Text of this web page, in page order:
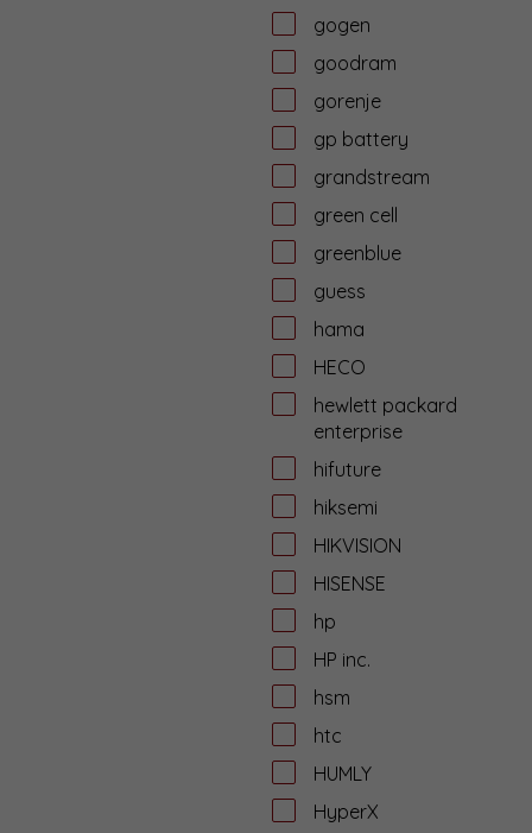
gogen
goodram
gorenje
gp battery
grandstream
green cell
greenblue
guess
hama
HECO
hewlett packard
enterprise
hifuture
hiksemi
HIKVISION
HISENSE
hp
HP inc.
hsm
htc
HUMLY
HyperX